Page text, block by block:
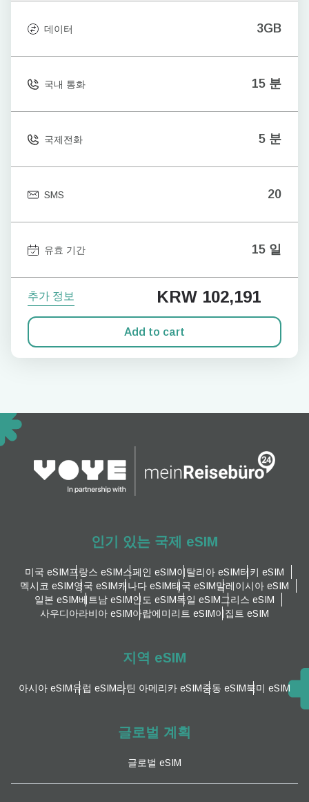
데이터 3GB
국내 통화 15 분
국제전화 5 분
SMS 20
유효 기간 15 일
추가 정보 KRW 102,191
Add to cart
인기 있는 국제 eSIM
미국 eSIM프랑스 eSIM스페인 eSIM이탈리아 eSIM터키 eSIM
멕시코 eSIM영국 eSIM캐나다 eSIM태국 eSIM말레이시아 eSIM
일본 eSIM베트남 eSIM인도 eSIM독일 eSIM그리스 eSIM
사우디아라비아 eSIM아랍에미리트 eSIM이집트 eSIM
지역 eSIM
아시아 eSIM유럽 ​​eSIM라틴 아메리카 eSIM중동 eSIM북미 eSIM
글로벌 계획
글로벌 eSIM